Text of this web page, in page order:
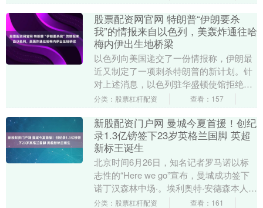
股票配资网官网 特朗普“伊朗要杀
我”的情报来自以色列，美轰炸通往哈
梅内伊出生地桥梁
以色列向美国递交了一份情报称，伊朗最
近又制定了一项刺杀特朗普的新计划。针
对上述消息，以色列驻华盛顿使馆拒绝置
评，伊朗常驻联合国代表团未回应置评请
分类：股票杠杆配资 查看：157
新股配资门户网 曼城今夏首援！创纪
录1.3亿镑签下23岁英格兰国脚 英超
新标王诞生
北京时间6月26日，知名记者罗马诺以标
志性的“Here we go”宣布，曼城成功签下
诺丁汉森林中场·。埃利奥特·安德森本人，
已向诺丁汉森林提出离队申请。经过长....
分类：股票杠杆配资 查看：161